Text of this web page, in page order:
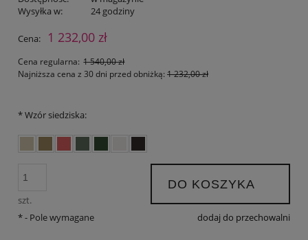
Wysyłka w:
24 godziny
Cena: 1 232,00 zł
Cena regularna: 1 540,00 zł
Najniższa cena z 30 dni przed obniżką: 1 232,00 zł
*Wzór siedziska:
szt.
DO KOSZYKA
dodaj do przechowalni
*- Pole wymagane